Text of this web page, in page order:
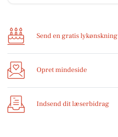
Send en gratis lykønskning
Opret mindeside
Indsend dit læserbidrag